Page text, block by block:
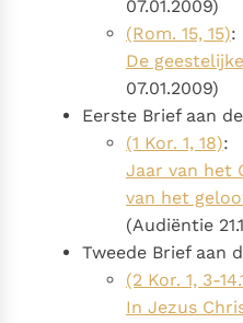
07.01.2009)
(Rom. 15, 15):
De
07.01.2009)
Eerste Brief aan
(1 Kor. 1, 18):
Jaar van het
van het
(Audiëntie
Tweede Brief aan
(2 Kor. 1, 3-
In Jezus